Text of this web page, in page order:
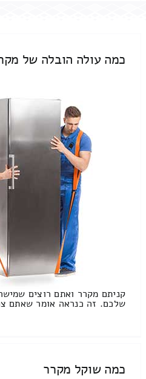
כמה עולה הובלה של
קניתם מקרר ואתם רוצים
שלכם. זה כנראה אומר שאתם
כמה שוקל מקרר